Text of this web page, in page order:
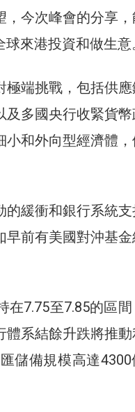
，今次峰會的分享，
來港投資和做生意
極端挑戰，包括供
多國央行收緊貨幣
和外向型經濟體，
緩衝和銀行系統支
前有美國對沖基金
在7.75至7.85的區間
體系結餘升跌將推
儲備規模高達4300